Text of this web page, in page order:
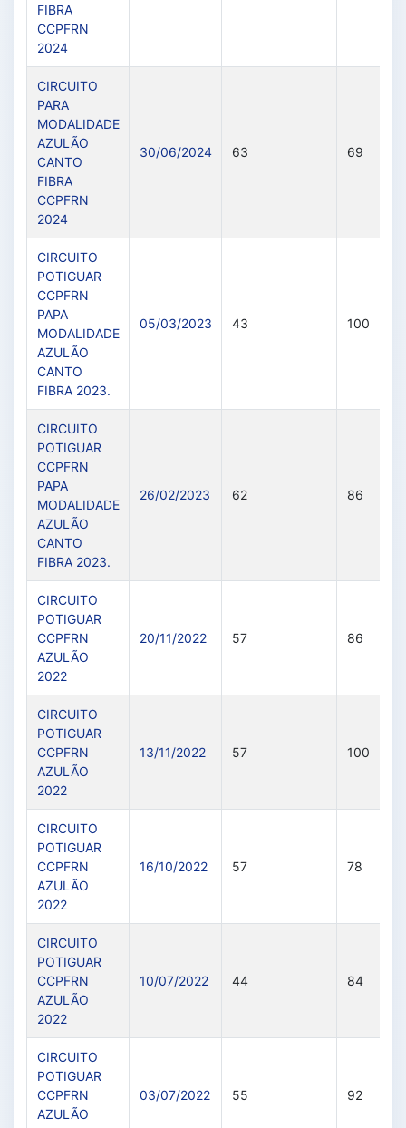
FIBRA
CCPFRN
2024
CIRCUITO
PARA
MODALIDADE
AZULÃO
CANTO
FIBRA
CCPFRN
2024
30/06/2024 63 69
CIRCUITO
POTIGUAR
CCPFRN
PAPA
MODALIDADE
AZULÃO
CANTO
FIBRA 2023.
05/03/2023 43 100
CIRCUITO
POTIGUAR
CCPFRN
PAPA
MODALIDADE
AZULÃO
CANTO
FIBRA 2023.
26/02/2023 62 86
CIRCUITO
POTIGUAR
CCPFRN
AZULÃO
2022
20/11/2022 57 86
CIRCUITO
POTIGUAR
CCPFRN
AZULÃO
2022
13/11/2022 57 100
CIRCUITO
POTIGUAR
CCPFRN
AZULÃO
2022
16/10/2022 57 78
CIRCUITO
POTIGUAR
CCPFRN
AZULÃO
2022
10/07/2022 44 84
CIRCUITO
POTIGUAR
CCPFRN
AZULÃO
03/07/2022 55 92